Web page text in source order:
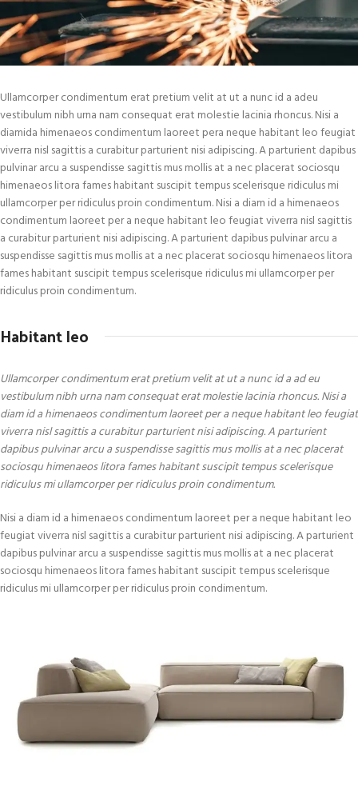
Ullamcorper condimentum erat pretium velit at ut a nunc id a adeu
vestibulum nibh urna nam consequat erat molestie lacinia rhoncus. Nisi a
diamida himenaeos condimentum laoreet pera neque habitant leo feugiat
viverra nisl sagittis a curabitur parturient nisi adipiscing. A parturient dapibus
pulvinar arcu a suspendisse sagittis mus mollis at a nec placerat sociosqu
himenaeos litora fames habitant suscipit tempus scelerisque ridiculus mi
ullamcorper per ridiculus proin condimentum. Nisi a diam id a himenaeos
condimentum laoreet per a neque habitant leo feugiat viverra nisl sagittis
a curabitur parturient nisi adipiscing. A parturient dapibus pulvinar arcu a
suspendisse sagittis mus mollis at a nec placerat sociosqu himenaeos litora
fames habitant suscipit tempus scelerisque ridiculus mi ullamcorper per
ridiculus proin condimentum.
Habitant leo
Ullamcorper condimentum erat pretium velit at ut a nunc id a ad eu
vestibulum nibh urna nam consequat erat molestie lacinia rhoncus. Nisi a
diam id a himenaeos condimentum laoreet per a neque habitant leo feugiat
viverra nisl sagittis a curabitur parturient nisi adipiscing. A parturient
dapibus pulvinar arcu a suspendisse sagittis mus mollis at a nec placerat
sociosqu himenaeos litora fames habitant suscipit tempus scelerisque
ridiculus mi ullamcorper per ridiculus proin condimentum.
Nisi a diam id a himenaeos condimentum laoreet per a neque habitant leo
feugiat viverra nisl sagittis a curabitur parturient nisi adipiscing. A parturient
dapibus pulvinar arcu a suspendisse sagittis mus mollis at a nec placerat
sociosqu himenaeos litora fames habitant suscipit tempus scelerisque
ridiculus mi ullamcorper per ridiculus proin condimentum.